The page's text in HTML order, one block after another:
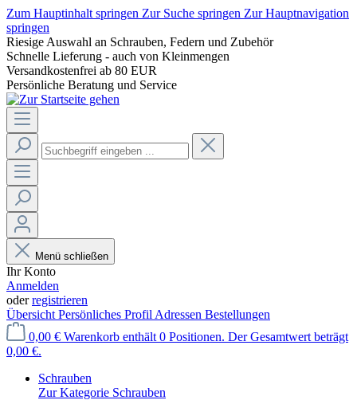
Zum Hauptinhalt springen Zur Suche springen Zur Hauptnavigation
springen
Riesige Auswahl an Schrauben, Federn und Zubehör
Schnelle Lieferung - auch von Kleinmengen
Versandkostenfrei ab 80 EUR
Persönliche Beratung und Service
Menü schließen
Ihr Konto
Anmelden
oderregistrieren
Übersicht Persönliches Profil Adressen Bestellungen
0,00 € Warenkorb enthält 0 Positionen. Der Gesamtwert beträgt
0,00 €.
Schrauben
Zur Kategorie Schrauben